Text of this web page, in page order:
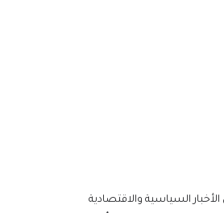
مصرف ليبيا المركزي. وقال المصرف إن
الأخبار السياسية والاقتصادية